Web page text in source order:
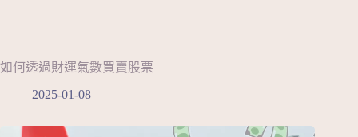
如何透過財運氣數買賣股票
2025-01-08